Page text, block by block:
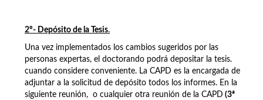
2º- Depósito de la Tesis.
Una vez implementados los cambios sugeridos por las
personas expertas, el doctorando podrá depositar la tesis.
cuando considere conveniente. La CAPD es la encargada de
adjuntar a la solicitud de depósito todos los informes. En la
siguiente reunión, o cualquier otra reunión de la CAPD (3ª